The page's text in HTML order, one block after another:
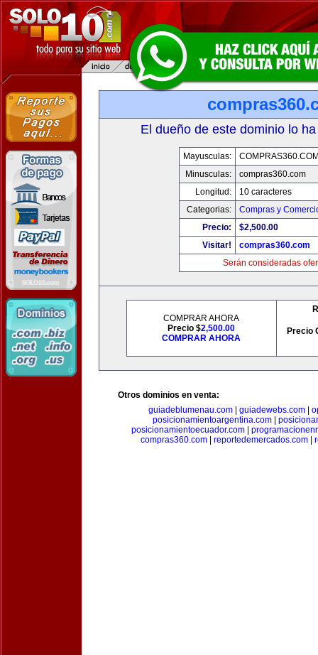
El dueño de este dominio lo
Mayusculas:
Minusculas:
compras360.com
Longitud:
10 caracteres
Categorias:
Compras y
Precio:
$2,500.00
Visitar!
compras360.com
Serán consideradas
COMPRAR AHORA
Precio $2,500.00
COMPRAR AHORA
Precio
Otros dominios en venta:
guiadeblumenau.com| guiadewebs.com|
posicionamientoargentina.com|
posicionamientoecuador.com
compras360.com
reportedemercados.com